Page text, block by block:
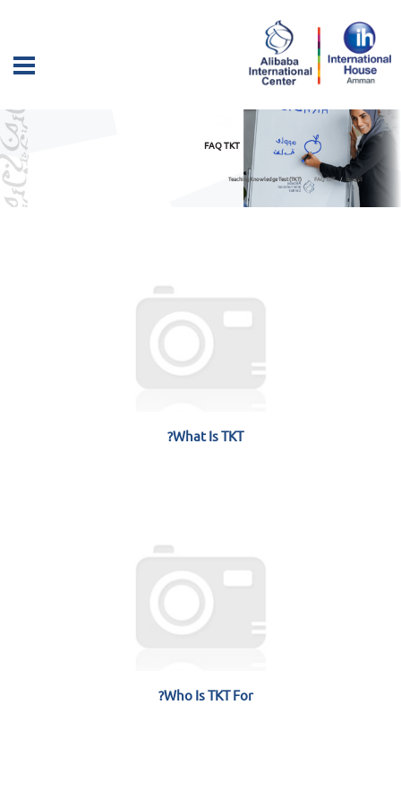
FAQ TKT
الرئيسية Teaching Knowledge Test (TKT) FAQ TKT
What Is TKT?
Who Is TKT For?